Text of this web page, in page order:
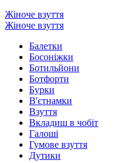
Жіноче взуття
Жіноче взуття
Балетки
Босоніжки
Ботильйони
Ботфорти
Бурки
В'єтнамки
Взуття
Вкладиш в чобіт
Галоші
Гумове взуття
Дутики